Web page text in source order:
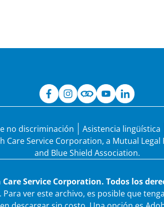
no discriminación Asistencia lingüística
Care Service Corporation, a Mutual
and Blue Shield Association.
Service Corporation. Todos los
ver este archivo, es posible que